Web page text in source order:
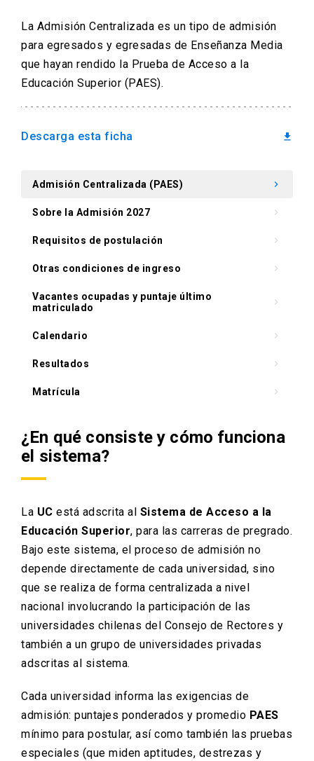
Información para arrow_drop_down
Admisión Postgrado
La Admisión Centralizada es un tipo de admisión
para egresados y egresadas de Enseñanza Media
que hayan rendido la Prueba de Acceso a la
Educación Superior (PAES).
Descarga esta ficha download
Admisión Centralizada (PAES) keyboard_arrow_right
Sobre la Admisión 2027 keyboard_arrow_right
Requisitos de postulación keyboard_arrow_right
Otras condiciones de ingreso keyboard_arrow_right
Vacantes ocupadas y puntaje último
matriculado
keyboard_arrow_right
Calendario keyboard_arrow_right
Resultados keyboard_arrow_right
Matrícula keyboard_arrow_right
¿En qué consiste y cómo funciona
el sistema?
La UC está adscrita al Sistema de Acceso a la
Educación Superior, para las carreras de pregrado.
Bajo este sistema, el proceso de admisión no
depende directamente de cada universidad, sino
que se realiza de forma centralizada a nivel
nacional involucrando la participación de las
universidades chilenas del Consejo de Rectores y
también a un grupo de universidades privadas
adscritas al sistema.
Cada universidad informa las exigencias de
admisión: puntajes ponderados y promedio PAES
mínimo para postular, así como también las pruebas
especiales (que miden aptitudes, destrezas y